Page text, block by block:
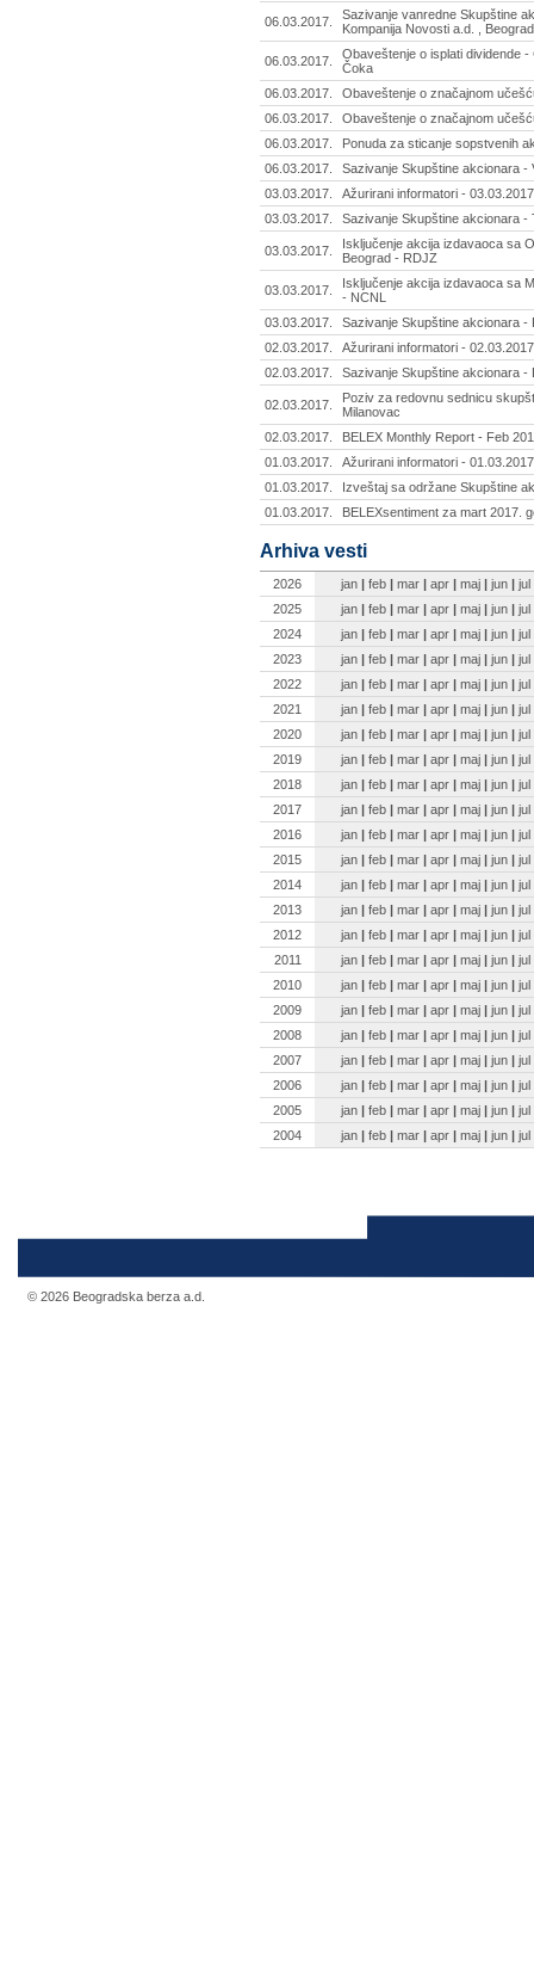
06.03.2017.
Sazivanje vanredne Skupštine
Kompanija Novosti a.d. , Beograd
06.03.2017.
Obaveštenje o isplati dividende
Čoka
06.03.2017.
Obaveštenje o značajnom
06.03.2017.
Obaveštenje o značajnom
06.03.2017.
Ponuda za sticanje sopstvenih
06.03.2017.
Sazivanje Skupštine akcionara -
03.03.2017.
Ažurirani informatori - 03.03.2017
03.03.2017.
Sazivanje Skupštine akcionara -
03.03.2017.
Isključenje akcija izdavaoca sa
Beograd - RDJZ
03.03.2017.
Isključenje akcija izdavaoca sa
- NCNL
03.03.2017.
Sazivanje Skupštine akcionara -
02.03.2017.
Ažurirani informatori - 02.03.2017
02.03.2017.
Sazivanje Skupštine akcionara
02.03.2017.
Poziv za redovnu sednicu
Milanovac
02.03.2017.
BELEX Monthly Report - Feb
01.03.2017.
Ažurirani informatori - 01.03.2017
01.03.2017.
Izveštaj sa održane Skupštine
01.03.2017.
BELEXsentiment za mart 2017.
Arhiva vesti
2026 jan | feb | mar | apr | maj | jun | jul
2025
jan | feb | mar | apr | maj | jun | jul
2024
jan | feb | mar | apr | maj | jun | jul
2023
jan | feb | mar | apr | maj | jun | jul
2022
jan | feb | mar | apr | maj | jun | jul
2021
jan | feb | mar | apr | maj | jun | jul
2020
jan | feb | mar | apr | maj | jun | jul
2019
jan | feb | mar | apr | maj | jun | jul
2018
jan | feb | mar | apr | maj | jun | jul
2017
jan | feb | mar | apr | maj | jun | jul
2016
jan | feb | mar | apr | maj | jun | jul
2015
jan | feb | mar | apr | maj | jun | jul
2014
jan | feb | mar | apr | maj | jun | jul
2013
jan | feb | mar | apr | maj | jun | jul
2012
jan | feb | mar | apr | maj | jun | jul
2011
jan | feb | mar | apr | maj | jun | jul
2010
jan | feb | mar | apr | maj | jun | jul
2009
jan | feb | mar | apr | maj | jun | jul
2008
jan | feb | mar | apr | maj | jun | jul
2007
jan | feb | mar | apr | maj | jun | jul
2006
jan | feb | mar | apr | maj | jun | jul
2005
jan | feb | mar | apr | maj | jun | jul
2004
jan | feb | mar | apr | maj | jun | jul
© 2026 Beogradska berza a.d.